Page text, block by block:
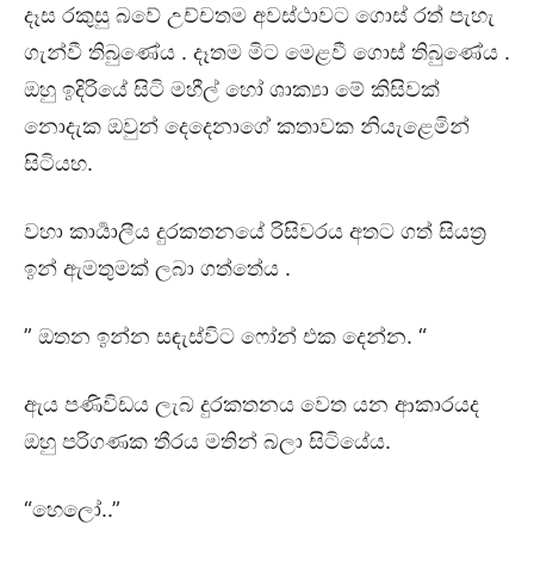
දෑස රකුසු බවේ උච්චතම අවස්ථාවට ගොස් රත් පැහැ
ගැන්වී තිබුණේය . දෑතම මිට මෙළවී ගොස් තිබුණේය .
ඔහු ඉදිරියේ සිටි මහීල් හෝ ශාක්‍යා මේ කිසිවක්
නොදැක ඔවුන් දෙදෙනාගේ කතාවක නියැළෙමින්
සිටියහ.
වහා කාර්‍යාලීය දුරකතනයේ රිසිවරය අතට ගත් සියත්‍ර
ඉන් ඇමතුමක් ලබා ගත්තේය .
” ඔතන ඉන්න සඳැස්විට ෆෝන් එක දෙන්න. “
ඇය පණිවිඩය ලැබ දුරකතනය වෙත යන ආකාරයද
ඔහු පරිගණක තීරය මතින් බලා සිටියේය.
“හෙලෝ..”